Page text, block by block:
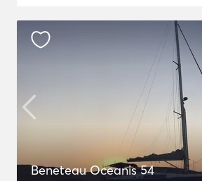
Beneteau Oceanis 54